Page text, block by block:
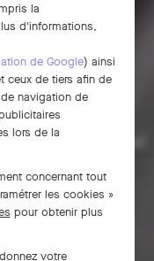
la
d'informations,
de Google) ainsi
ceux de tiers afin de
navigation de
lors de la
concernant tout
les cookies »
pour obtenir plus
votre